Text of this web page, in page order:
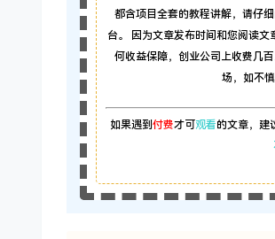
都含项目全套的教程讲解，请仔
台。 因为文章发布时间和您阅读
何收益保障，创业公司上收费几
场，如不
如果遇到 付费才可观看的文章，建